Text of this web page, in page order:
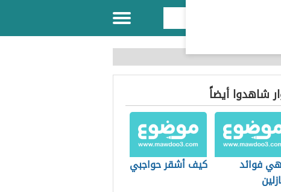
شاهدوا أيضاً
فوائد
كيف أشقر حواجبي